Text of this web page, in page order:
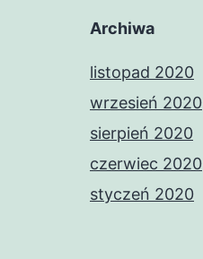
Archiwa
listopad 2020
wrzesień 2020
sierpień 2020
czerwiec 2020
styczeń 2020